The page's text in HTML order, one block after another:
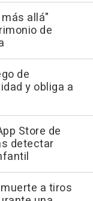
más allá"
de
de
y obliga a
Store de
detectar
a tiros